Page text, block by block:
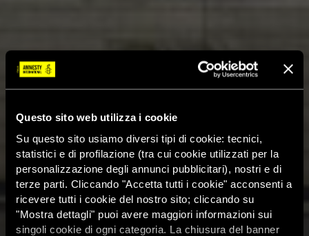
Questo sito web utilizza i cookie
Su questo sito usiamo diversi tipi di cookie: tecnici,
statistici e di profilazione (tra cui cookie utilizzati per la
personalizzazione degli annunci pubblicitari), nostri e di
terze parti. Cliccando "Accetta tutti i cookie" acconsenti a
ricevere tutti i cookie del nostro sito; cliccando su
"Mostra dettagli" puoi avere maggiori informazioni sui
singoli cookie di ogni categoria. La chiusura del banner